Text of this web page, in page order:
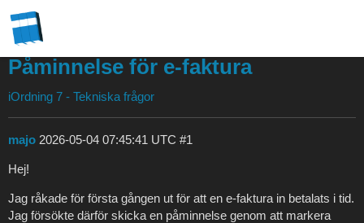
Påminnelse för e-faktura
iOrdning 7 - Tekniska frågor
majo 2026-05-04 07:45:41 UTC #1
Hej!
Jag råkade för första gången ut för att en e-faktura in betalats i tid.
Jag försökte därför skicka en påminnelse genom att markera